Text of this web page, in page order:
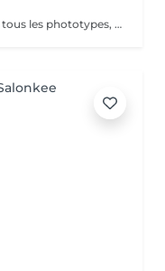
Toutes les zones du visage et du corps, tous les phototypes, tous les types de poils ( couleur, épaisseur, forme ), toute l'année, sans douleur